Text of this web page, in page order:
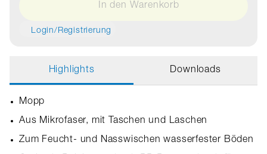
In den Warenkorb
Login/Registrierung
Highlights Downloads
Mopp
Aus Mikrofaser, mit Taschen und Laschen
Zum Feucht- und Nasswischen wasserfester Böden